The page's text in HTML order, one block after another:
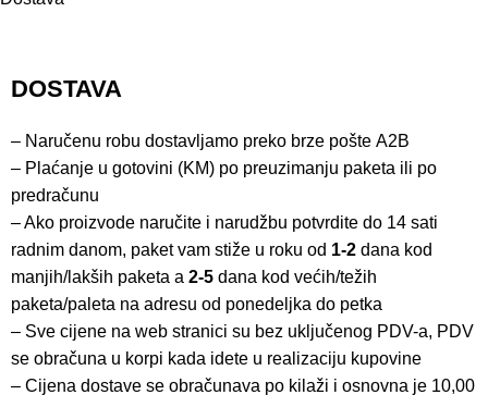
DOSTAVA
– Naručenu robu dostavljamo preko brze pošte A2B
– Plaćanje u gotovini (KM) po preuzimanju paketa ili po
predračunu
– Ako proizvode naručite i narudžbu potvrdite do 14 sati
radnim danom, paket vam stiže u roku od 1-2 dana kod
manjih/lakših paketa a 2-5 dana kod većih/težih
paketa/paleta na adresu od ponedeljka do petka
– Sve cijene na web stranici su bez uključenog PDV-a, PDV
se obračuna u korpi kada idete u realizaciju kupovine
– Cijena dostave se obračunava po kilaži i osnovna je 10,00